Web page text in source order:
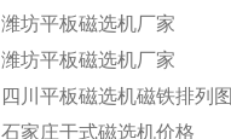
潍坊平板磁选机厂家
潍坊平板磁选机厂家
四川平板磁选机磁铁排列图
石家庄干式磁选机价格